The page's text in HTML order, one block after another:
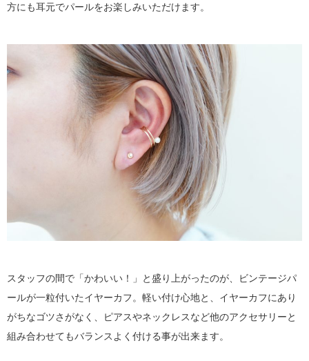
方にも耳元でパールをお楽しみいただけます。
スタッフの間で「かわいい！」と盛り上がったのが、ビンテージパ
ールが一粒付いたイヤーカフ。軽い付け心地と、イヤーカフにあり
がちなゴツさがなく、ピアスやネックレスなど他のアクセサリーと
組み合わせてもバランスよく付ける事が出来ます。